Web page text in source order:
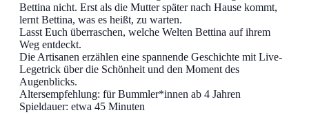
Bettina nicht. Erst als die Mutter später nach Hause kommt,
lernt Bettina, was es heißt, zu warten.
Lasst Euch überraschen, welche Welten Bettina auf ihrem
Weg entdeckt.
Die Artisanen erzählen eine spannende Geschichte mit Live-
Legetrick über die Schönheit und den Moment des
Augenblicks.
Altersempfehlung: für Bummler*innen ab 4 Jahren
Spieldauer: etwa 45 Minuten